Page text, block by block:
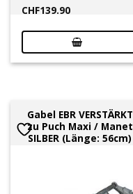
CHF139.90
Gabel EBR VERSTÄRKT
zu Puch Maxi / Manet
SILBER (Länge: 56cm)